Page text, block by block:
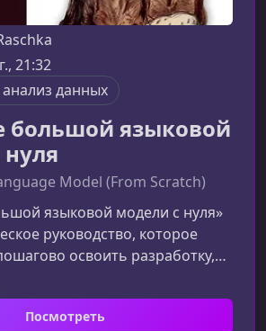
21:32
данных
большой языковой
Model (From Scratch)
языковой модели с нуля»
руководство, которое
освоить разработку,
современных LLM. Этот
понимание процессов,
генеративного ИИ, и
Посмотреть